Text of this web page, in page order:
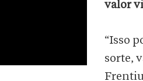
valor
“Isso
sorte,